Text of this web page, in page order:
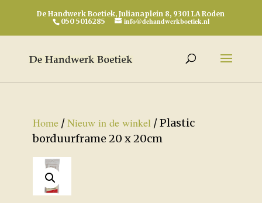
De Handwerk Boetiek, Julianaplein 8, 9301 LA Roden
050 5016285
info@dehandwerkboetiek.nl
Home/Nieuw in de winkel/ Plastic
borduurframe 20 x 20cm